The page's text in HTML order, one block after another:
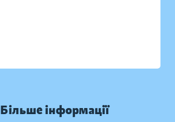
Більше інформації